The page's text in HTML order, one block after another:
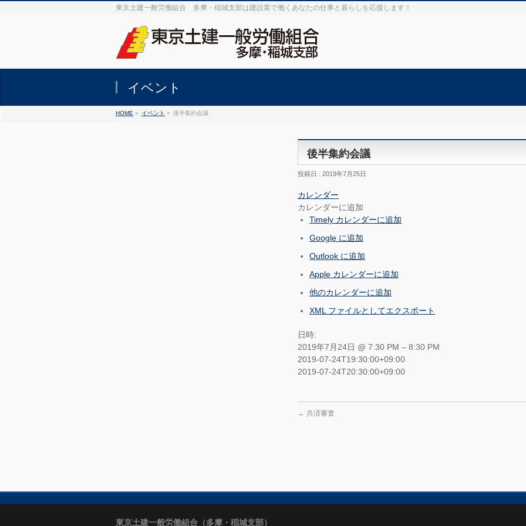
東京土建一般労働組合 多摩・稲城支部は建設業で働くあなたの仕事と暮らしを応援します！
イベント
HOME » イベント » 後半集約会議
後半集約会議
投稿日 : 2019年7月25日
カレンダー
カレンダーに追加
Timely カレンダーに追加
Google に追加
Outlook に追加
Apple カレンダーに追加
他のカレンダーに追加
XML ファイルとしてエクスポート
日時:
2019年7月24日 @ 7:30 PM – 8:30 PM
2019-07-24T19:30:00+09:00
2019-07-24T20:30:00+09:00
← 共済審査
東京土建一般労働組合（多摩・稲城支部）